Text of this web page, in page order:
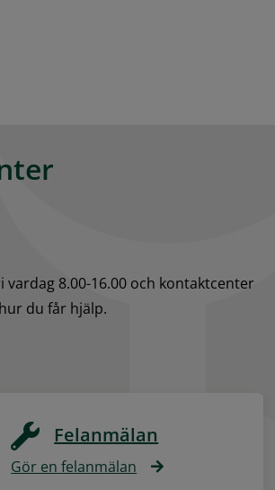
8.00-16.00 och kontaktcenter
du får hjälp.
Felanmälan
Gör en felanmälan